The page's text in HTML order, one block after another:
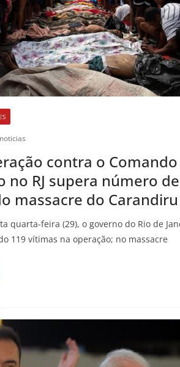
contra o Comando
no RJ supera número de
massacre do Carandiru
quarta-feira (29), o governo do Rio de
119 vítimas na operação; no massacre